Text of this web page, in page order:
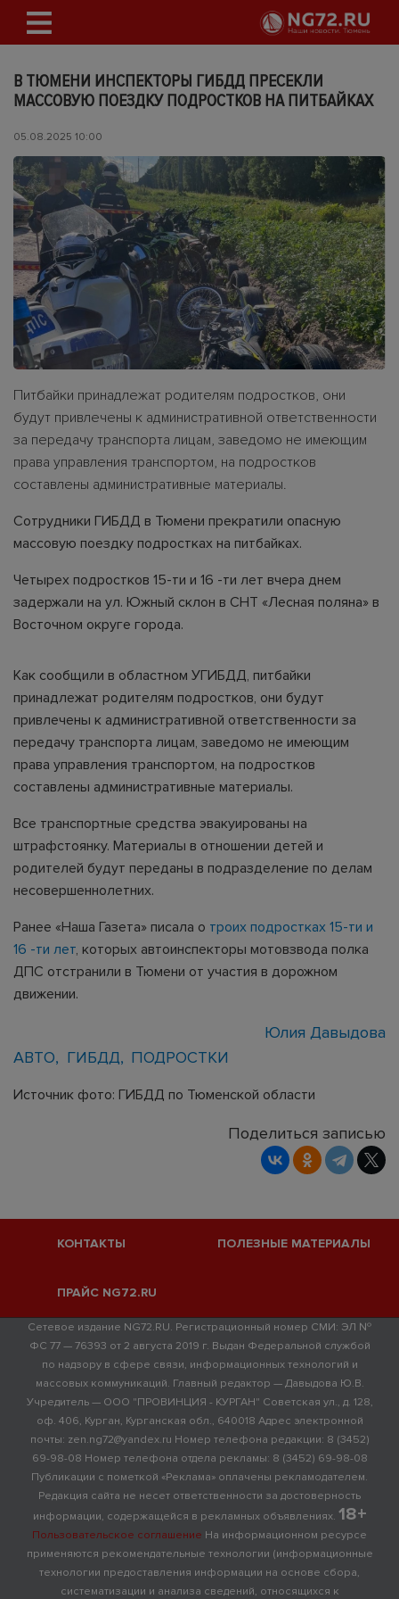
В ТЮМЕНИ ИНСПЕКТОРЫ ГИБДД ПРЕСЕКЛИ
МАССОВУЮ ПОЕЗДКУ ПОДРОСТКОВ НА ПИТБАЙКАХ
05.08.2025 10:00
Питбайки принадлежат родителям подростков, они
будут привлечены к административной ответственности
за передачу транспорта лицам, заведомо не имеющим
права управления транспортом, на подростков
составлены административные материалы.
Сотрудники ГИБДД в Тюмени прекратили опасную
массовую поездку подростках на питбайках.
Четырех подростков 15-ти и 16 -ти лет вчера днем
задержали на ул. Южный склон в СНТ «Лесная поляна» в
Восточном округе города.
Как сообщили в областном УГИБДД, питбайки
принадлежат родителям подростков, они будут
привлечены к административной ответственности за
передачу транспорта лицам, заведомо не имеющим
права управления транспортом, на подростков
составлены административные материалы.
Все транспортные средства эвакуированы на
штрафстоянку. Материалы в отношении детей и
родителей будут переданы в подразделение по делам
несовершеннолетних.
Ранее «Наша Газета» писала о троих подростках 15-ти и
16 -ти лет, которых автоинспекторы мотовзвода полка
ДПС отстранили в Тюмени от участия в дорожном
движении.
Юлия Давыдова
АВТО
ГИБДД ПОДРОСТКИ
Источник фото: ГИБДД по Тюменской области
Поделиться записью
КОНТАКТЫ ПОЛЕЗНЫЕ МАТЕРИАЛЫ
ПРАЙС NG72.RU
Сетевое издание NG72.RU. Регистрационный номер СМИ: ЭЛ №
ФС 77 — 76393 от 2 августа 2019 г. Выдан Федеральной службой
по надзору в сфере связи, информационных технологий и
массовых коммуникаций. Главный редактор — Давыдова Ю.В.
Учредитель — ООО "ПРОВИНЦИЯ - КУРГАН" Советская ул., д. 128,
оф. 406, Курган, Курганская обл., 640018 Адрес электронной
почты: zen.ng72@yandex.ru Номер телефона редакции: 8 (3452)
69-98-08 Номер телефона отдела рекламы: 8 (3452) 69-98-08
Публикации с пометкой «Реклама» оплачены рекламодателем.
Редакция сайта не несет ответственности за достоверность
информации, содержащейся в рекламных объявлениях. 18+
Пользовательское соглашение На информационном ресурсе
применяются рекомендательные технологии (информационные
технологии предоставления информации на основе сбора,
систематизации и анализа сведений, относящихся к